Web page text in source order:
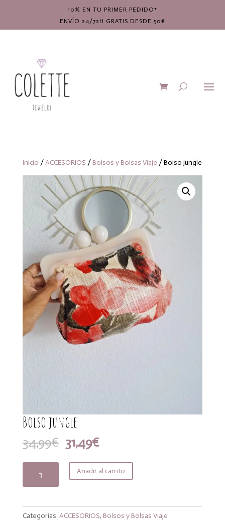
10% EN TU PRIMER PEDIDO*
ENVÍO 24/72H GRATIS DESDE 50€
Inicio /ACCESORIOS / Bolsos y Bolsas Viaje / Bolso jungle
Bolso jungle
34,99€ El
precio
original
era:
31,49€El
actual
es:
Añadir al carrito
Categorías: ACCESORIOS, Bolsos y Bolsas Viaje